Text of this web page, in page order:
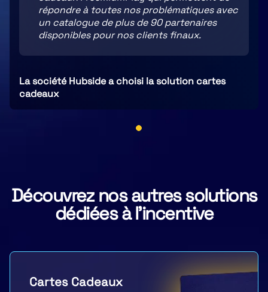
répondre à toutes nos problématiques avec
un catalogue de plus de 90 partenaires
disponibles pour nos clients finaux.
La société Hubside a choisi la solution cartes
cadeaux
Découvrez nos autres solutions
dédiées à l'incentive
Cartes Cadeaux